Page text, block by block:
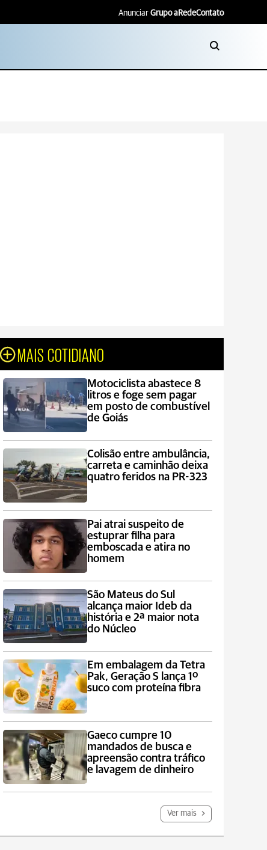
Anunciar Grupo aRedeContato
MAIS COTIDIANO
Motociclista abastece 8
litros e foge sem pagar
em posto de combustível
de Goiás
Colisão entre ambulância,
carreta e caminhão deixa
quatro feridos na PR-323
Pai atrai suspeito de
estuprar filha para
emboscada e atira no
homem
São Mateus do Sul
alcança maior Ideb da
história e 2ª maior nota
do Núcleo
Em embalagem da Tetra
Pak, Geração S lança 1º
suco com proteína fibra
Gaeco cumpre 10
mandados de busca e
apreensão contra tráfico
e lavagem de dinheiro
Ver mais